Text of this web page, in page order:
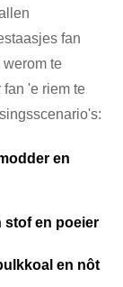
fan
werom te
'e riem te
en
stof en poeier
en nôt